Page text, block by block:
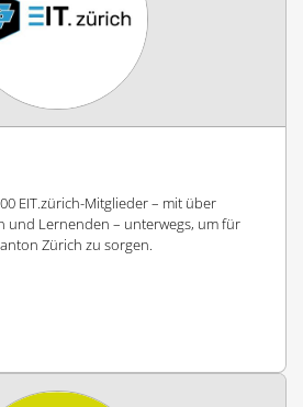
EIT.zürich-Mitglieder – mit über
und Lernenden – unterwegs, um für
Zürich zu sorgen.